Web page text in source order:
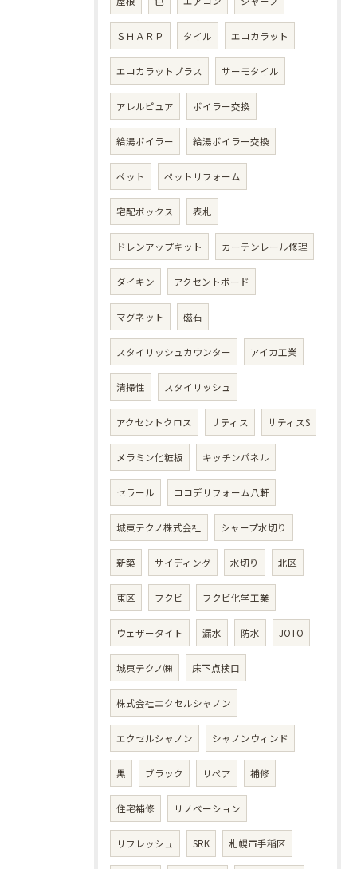
ＳＨＡＲＰ タイル エコカラット
エコカラットプラス サーモタイル
アレルピュア ボイラー交換
給湯ボイラー 給湯ボイラー交換
ペット ペットリフォーム
宅配ボックス 表札
ドレンアップキット カーテンレール修理
ダイキン アクセントボード
マグネット 磁石
スタイリッシュカウンター アイカ工業
清掃性 スタイリッシュ
アクセントクロス サティス サティスS
メラミン化粧板 キッチンパネル
セラール ココデリフォーム八軒
城東テクノ株式会社 シャープ水切り
新築 サイディング 水切り 北区
東区 フクビ フクビ化学工業
ウェザータイト 漏水 防水 JOTO
城東テクノ㈱ 床下点検口
株式会社エクセルシャノン
エクセルシャノン シャノンウィンド
黒 ブラック リペア 補修
住宅補修 リノベーション
リフレッシュ SRK 札幌市手稲区